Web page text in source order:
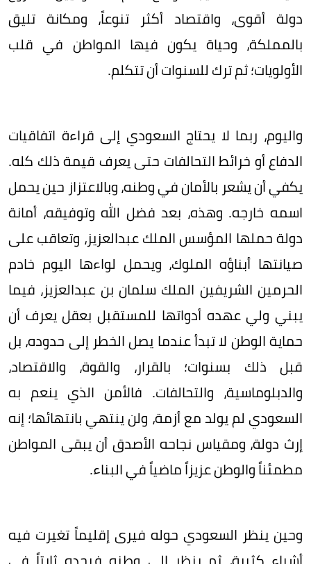
دولة أقوى، واقتصاد أكثر تنوعاً، ومكانة تليق
بالمملكة، وحياة يكون فيها المواطن في قلب
الأولويات؛ ثم ترك للسنوات أن تتكلم.
واليوم، ربما لا يحتاج السعودي إلى قراءة اتفاقيات
الدفاع أو خرائط التحالفات حتى يعرف قيمة ذلك كله.
يكفي أن يشعر بالأمان في وطنه، وبالاعتزاز حين يحمل
اسمه خارجه. وهذه، بعد فضل الله وتوفيقه، أمانة
دولة حملها المؤسس الملك عبدالعزيز، وتعاقب على
صيانتها أبناؤه الملوك، ويحمل لواءها اليوم خادم
الحرمين الشريفين الملك سلمان بن عبدالعزيز، فيما
يبني ولي عهده أدواتها للمستقبل بعقل يعرف أن
حماية الوطن لا تبدأ عندما يصل الخطر إلى حدوده، بل
قبل ذلك بسنوات؛ بالقرار، والقوة، والاقتصاد،
والدبلوماسية، والتحالفات. فالأمن الذي ينعم به
السعودي لم يولد مع أزمة، ولن ينتهي بانتهائها؛ إنه
إرث دولة، ومقياس نجاحه الأصدق أن يبقى المواطن
مطمئناً والوطن عزيزاً ماضياً في البناء.
وحين ينظر السعودي حوله فيرى إقليماً تغيرت فيه